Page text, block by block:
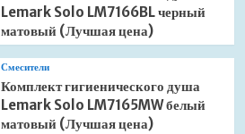
Lemark Solo LM7166BL черный
матовый (Лучшая цена)
Смесители
Комплект гигиенического душа
Lemark Solo LM7165MW белый
матовый (Лучшая цена)